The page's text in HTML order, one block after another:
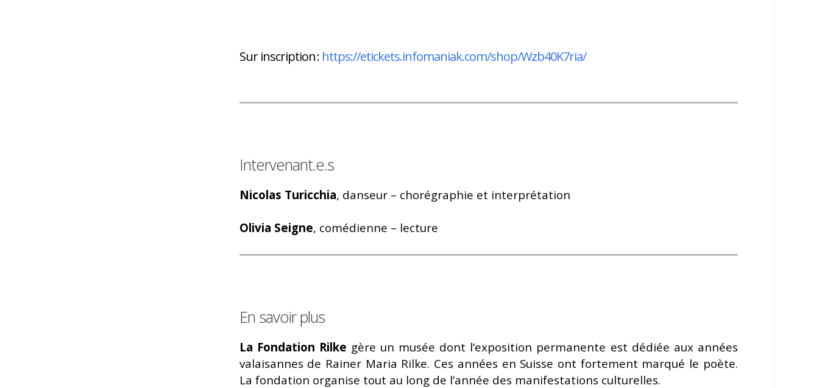
Sur inscription : https://etickets.infomaniak.com/shop/Wzb40K7ria/
Intervenant.e.s
Nicolas Turicchia, danseur – chorégraphie et interprétation
Olivia Seigne, comédienne – lecture
En savoir plus
La Fondation Rilke gère un musée dont l’exposition permanente est dédiée aux années
valaisannes de Rainer Maria Rilke. Ces années en Suisse ont fortement marqué le poète.
La fondation organise tout au long de l’année des manifestations culturelles.